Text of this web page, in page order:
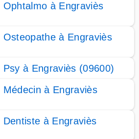
à Engraviès
Osteopathe à Engraviès
à Engraviès (09600)
à Engraviès
à Engraviès